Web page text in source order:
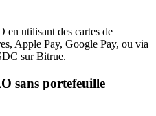
en utilisant des cartes de
Apple Pay, Google Pay, ou via
sur Bitrue.
sans portefeuille